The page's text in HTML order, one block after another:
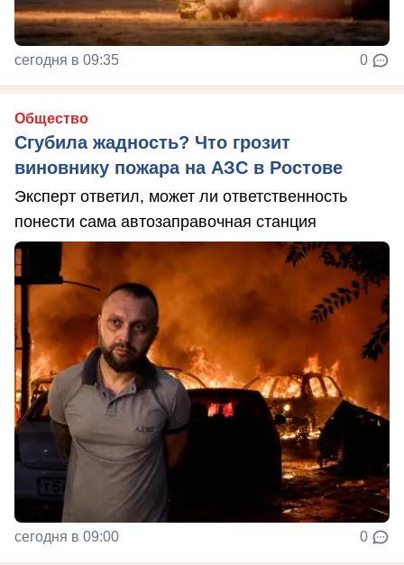
сегодня в 09:35 0
Общество
Сгубила жадность? Что грозит
виновнику пожара на АЗС в Ростове
Эксперт ответил, может ли ответственность
понести сама автозаправочная станция
сегодня в 09:00 0